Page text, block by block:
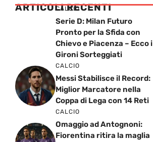
ARTICOLI RECENTI
CALCIO
Serie D: Milan Futuro
Pronto per la Sfida con
Chievo e Piacenza – Ecco i
Gironi Sorteggiati
CALCIO
Messi Stabilisce il Record:
Miglior Marcatore nella
Coppa di Lega con 14 Reti
CALCIO
Omaggio ad Antognoni:
Fiorentina ritira la maglia